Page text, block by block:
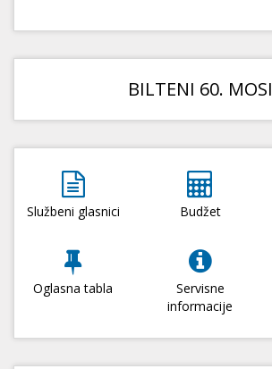
BILTENI 60. MOSI
Službeni glasnici Budžet
Oglasna tabla
Servisne
informacije